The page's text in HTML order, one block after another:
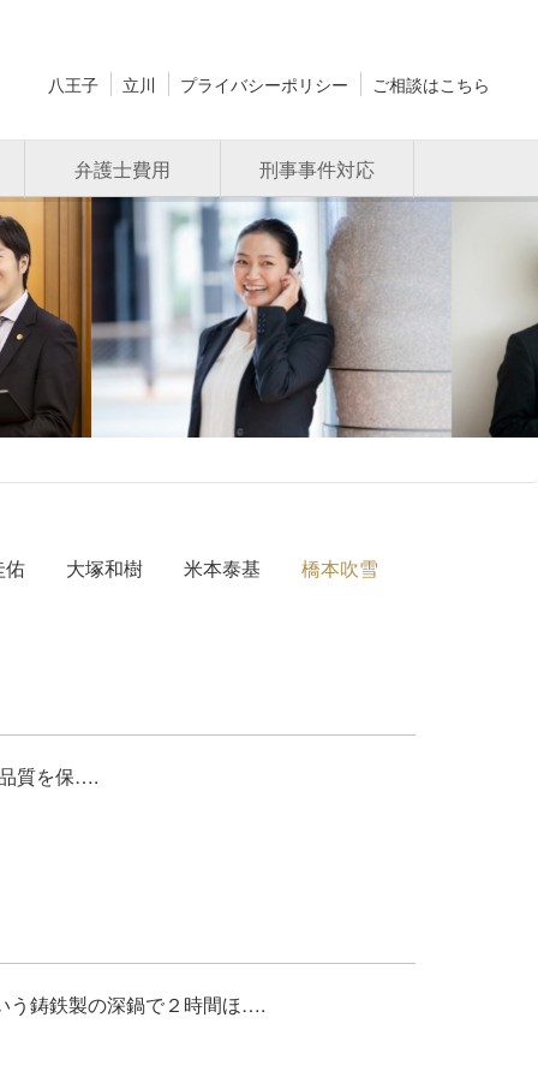
八王子 立川 プライバシーポリシー ご相談はこちら
弁護士費用 刑事事件対応
佑 大塚和樹 米本泰基
橋本吹雪
質を保….
う鋳鉄製の深鍋で２時間ほ….